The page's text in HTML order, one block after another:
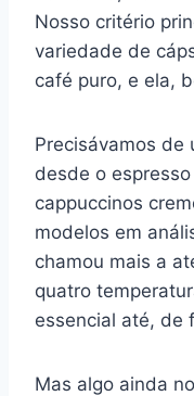
Nosso critério
variedade de
café puro, e ela,
Precisávamos de
desde o
cappuccinos
modelos em
chamou mais a
quatro
essencial até, de
Mas algo ainda